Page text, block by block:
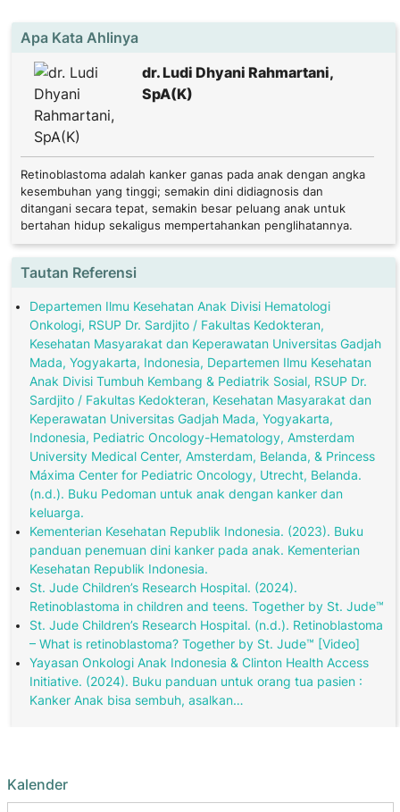
Apa Kata Ahlinya
dr. Ludi Dhyani Rahmartani,
SpA(K)
Retinoblastoma adalah kanker ganas pada anak dengan angka
kesembuhan yang tinggi; semakin dini didiagnosis dan
ditangani secara tepat, semakin besar peluang anak untuk
bertahan hidup sekaligus mempertahankan penglihatannya.
Tautan Referensi
Departemen Ilmu Kesehatan Anak Divisi Hematologi
Onkologi, RSUP Dr. Sardjito / Fakultas Kedokteran,
Kesehatan Masyarakat dan Keperawatan Universitas Gadjah
Mada, Yogyakarta, Indonesia, Departemen Ilmu Kesehatan
Anak Divisi Tumbuh Kembang & Pediatrik Sosial, RSUP Dr.
Sardjito / Fakultas Kedokteran, Kesehatan Masyarakat dan
Keperawatan Universitas Gadjah Mada, Yogyakarta,
Indonesia, Pediatric Oncology-Hematology, Amsterdam
University Medical Center, Amsterdam, Belanda, & Princess
Máxima Center for Pediatric Oncology, Utrecht, Belanda.
(n.d.). Buku Pedoman untuk anak dengan kanker dan
keluarga.
Kementerian Kesehatan Republik Indonesia. (2023). Buku
panduan penemuan dini kanker pada anak. Kementerian
Kesehatan Republik Indonesia.
St. Jude Children’s Research Hospital. (2024).
Retinoblastoma in children and teens. Together by St. Jude™
St. Jude Children’s Research Hospital. (n.d.). Retinoblastoma
– What is retinoblastoma? Together by St. Jude™ [Video]
Yayasan Onkologi Anak Indonesia & Clinton Health Access
Initiative. (2024). Buku panduan untuk orang tua pasien :
Kanker Anak bisa sembuh, asalkan…
Kalender